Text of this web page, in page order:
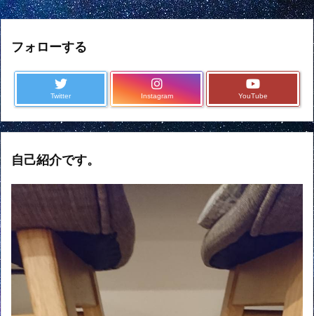
フォローする
Twitter Instagram YouTube
自己紹介です。